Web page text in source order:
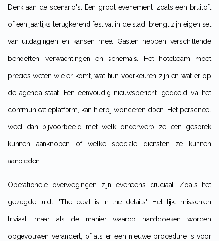
Denk aan de scenario's. Een groot evenement, zoals een bruiloft
of een jaarlijks terugkerend festival in de stad, brengt zijn eigen set
van uitdagingen en kansen mee. Gasten hebben verschillende
behoeften, verwachtingen en schema's. Het hotelteam moet
precies weten wie er komt, wat hun voorkeuren zijn en wat er op
de agenda staat. Een eenvoudig nieuwsbericht, gedeeld via het
communicatieplatform, kan hierbij wonderen doen. Het personeel
weet dan bijvoorbeeld met welk onderwerp ze een gesprek
kunnen aanknopen of welke speciale diensten ze kunnen
aanbieden.
Operationele overwegingen zijn eveneens cruciaal. Zoals het
gezegde luidt: "The devil is in the details". Het lijkt misschien
triviaal, maar als de manier waarop handdoeken worden
opgevouwen verandert, of als er een nieuwe procedure is voor